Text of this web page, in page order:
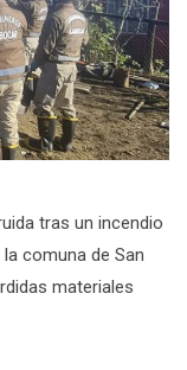
tras un incendio
comuna de San
materiales